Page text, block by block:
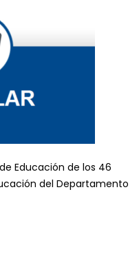
Educación de los 46
del Departamento